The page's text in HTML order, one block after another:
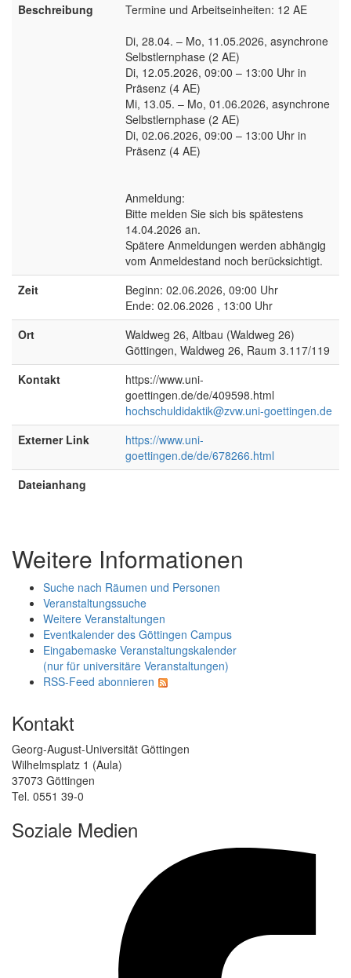
Beschreibung
Termine und Arbeitseinheiten: 12 AE
Di, 28.04. – Mo, 11.05.2026, asynchrone
Selbstlernphase (2 AE)
Di, 12.05.2026, 09:00 – 13:00 Uhr in
Präsenz (4 AE)
Mi, 13.05. – Mo, 01.06.2026, asynchrone
Selbstlernphase (2 AE)
Di, 02.06.2026, 09:00 – 13:00 Uhr in
Präsenz (4 AE)
Anmeldung:
Bitte melden Sie sich bis spätestens
14.04.2026 an.
Spätere Anmeldungen werden abhängig
vom Anmeldestand noch berücksichtigt.
Zeit
Beginn: 02.06.2026, 09:00 Uhr
Ende: 02.06.2026 , 13:00 Uhr
Ort
Waldweg 26, Altbau (Waldweg 26)
Göttingen, Waldweg 26, Raum 3.117/119
Kontakt
https://www.uni-
goettingen.de/de/409598.html
hochschuldidaktik@zvw.uni-goettingen.de
Externer Link
https://www.uni-
goettingen.de/de/678266.html
Dateianhang
Weitere Informationen
Suche nach Räumen und Personen
Veranstaltungssuche
Weitere Veranstaltungen
Eventkalender des Göttingen Campus
Eingabemaske Veranstaltungskalender
(nur für universitäre Veranstaltungen)
RSS-Feed abonnieren
Kontakt
Georg-August-Universität Göttingen
Wilhelmsplatz 1 (Aula)
37073 Göttingen
Tel. 0551 39-0
Soziale Medien